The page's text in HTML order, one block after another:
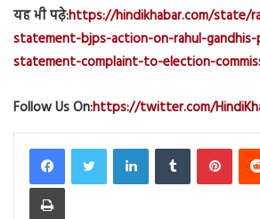
यह भी पढ़े:https://hindikhabar.com/state/
statement-bjps-action-on-rahul-
statement-complaint-to-election-
Follow Us On:https://twitter.com/
LinkedInTumblr
Print